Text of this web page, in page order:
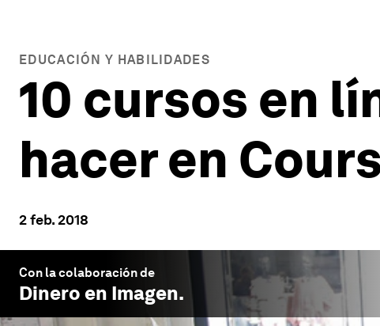
EDUCACIÓN Y HABILIDADES
10 cursos en
hacer en
2 feb. 2018
Con la colaboración de
Dinero en Imagen.